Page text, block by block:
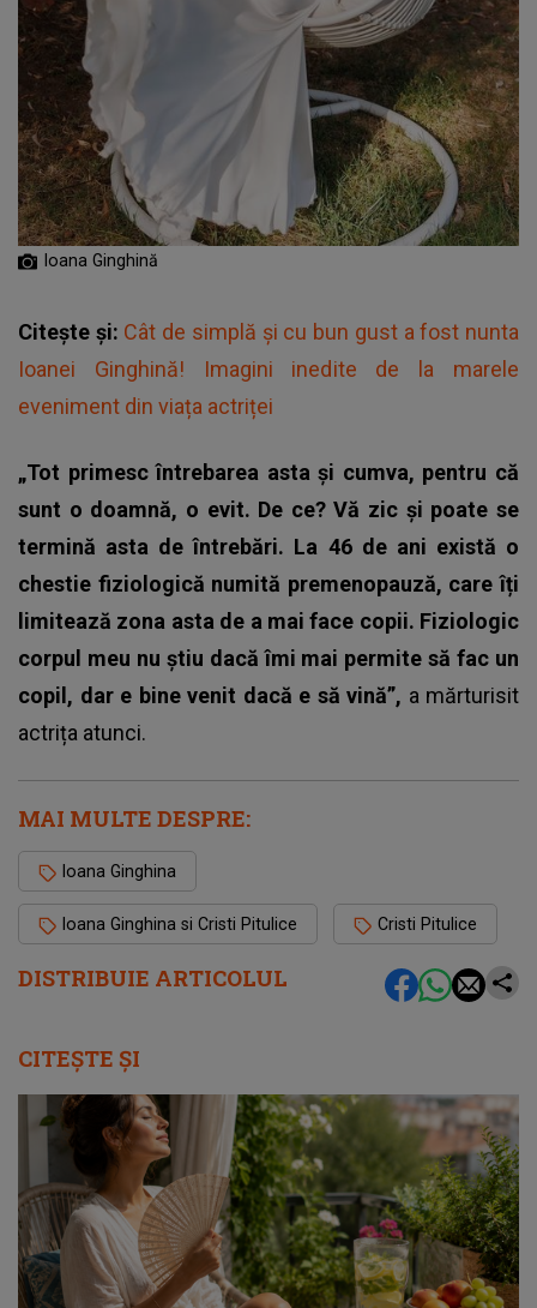
DISTRIBUIE ARTICOLUL
Ioana Ginghină
Citește și: Cât de simplă și cu bun gust a fost nunta
Ioanei Ginghină! Imagini inedite de la marele
eveniment din viața actriței
„Tot primesc întrebarea asta și cumva, pentru că
sunt o doamnă, o evit. De ce? Vă zic și poate se
termină asta de întrebări. La 46 de ani există o
chestie fiziologică numită premenopauză, care îți
limitează zona asta de a mai face copii. Fiziologic
corpul meu nu știu dacă îmi mai permite să fac un
copil, dar e bine venit dacă e să vină”, a mărturisit
actrița atunci.
MAI MULTE DESPRE:
Ioana Ginghina
Ioana Ginghina si Cristi Pitulice Cristi Pitulice
CITEȘTE ȘI